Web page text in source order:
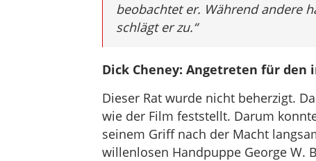
beobachtet er. Während andere
schlägt er zu.“
Dick Cheney: Angetreten für den
Dieser Rat wurde nicht beherzigt.
wie der Film feststellt. Darum
seinem Griff nach der Macht
willenlosen Handpuppe George W.